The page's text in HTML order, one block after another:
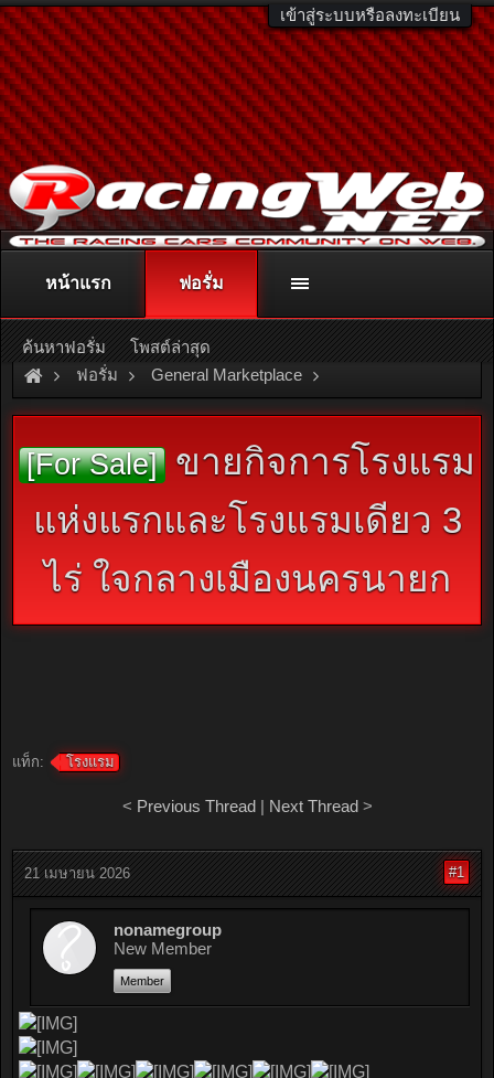
เข้าสู่ระบบหรือลงทะเบียน
ติดต่อลงโฆษณา racingweb@gmail.comหรือโทร. 081-811-1138
หรืออ่านรายละเอียดเพิ่มเติม คลิกที่นี่
ฟอรั่ม General Marketplace
สินค้าทั่วไป ไม่มีหมวดหมู่
[For Sale] ขายกิจการโรงแรม
แห่งแรกและโรงแรมเดียว 3
ไร่ ใจกลางเมืองนครนายก
แท็ก: โรงแรม
< Previous Thread| Next Thread>
21 เมษายน 2026 #1
nonamegroup
New Member
Member
หน้าแรก ฟอรั่ม
ค้นหาฟอรั่ม โพสต์ล่าสุด